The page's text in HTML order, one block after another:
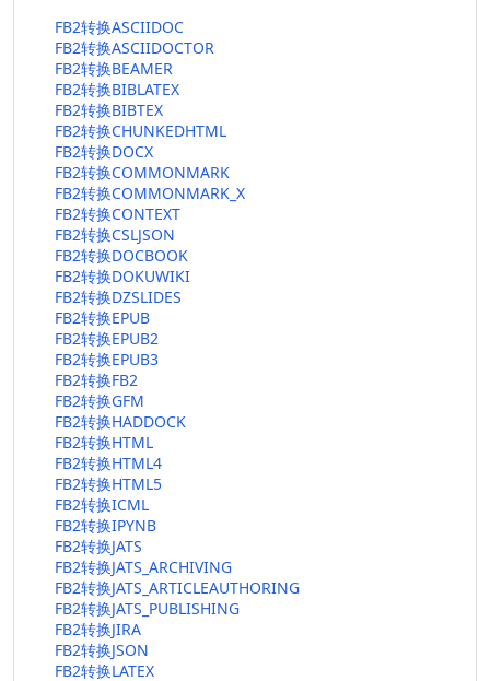
FB2转换ASCIIDOC
FB2转换ASCIIDOCTOR
FB2转换BEAMER
FB2转换BIBLATEX
FB2转换BIBTEX
FB2转换CHUNKEDHTML
FB2转换DOCX
FB2转换COMMONMARK
FB2转换COMMONMARK_X
FB2转换CONTEXT
FB2转换CSLJSON
FB2转换DOCBOOK
FB2转换DOKUWIKI
FB2转换DZSLIDES
FB2转换EPUB
FB2转换EPUB2
FB2转换EPUB3
FB2转换FB2
FB2转换GFM
FB2转换HADDOCK
FB2转换HTML
FB2转换HTML4
FB2转换HTML5
FB2转换ICML
FB2转换IPYNB
FB2转换JATS
FB2转换JATS_ARCHIVING
FB2转换JATS_ARTICLEAUTHORING
FB2转换JATS_PUBLISHING
FB2转换JIRA
FB2转换JSON
FB2转换LATEX